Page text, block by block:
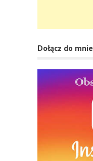
Dołącz do mnie